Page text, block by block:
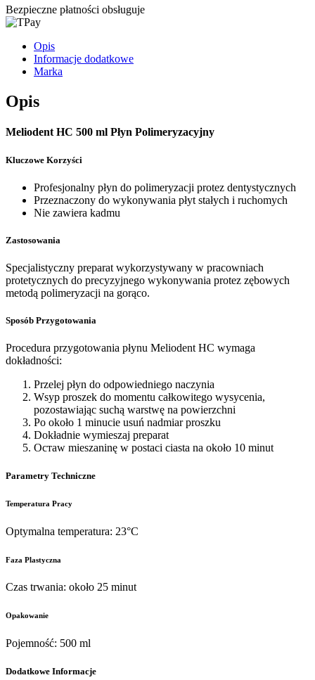
Bezpieczne płatności obsługuje
Opis
Informacje dodatkowe
Marka
Opis
Meliodent HC 500 ml Płyn Polimeryzacyjny
Kluczowe Korzyści
Profesjonalny płyn do polimeryzacji protez dentystycznych
Przeznaczony do wykonywania płyt stałych i ruchomych
Nie zawiera kadmu
Zastosowania
Specjalistyczny preparat wykorzystywany w pracowniach
protetycznych do precyzyjnego wykonywania protez zębowych
metodą polimeryzacji na gorąco.
Sposób Przygotowania
Procedura przygotowania płynu Meliodent HC wymaga
dokładności:
Przelej płyn do odpowiedniego naczynia
Wsyp proszek do momentu całkowitego wysycenia,
pozostawiając suchą warstwę na powierzchni
Po około 1 minucie usuń nadmiar proszku
Dokładnie wymieszaj preparat
Остaw mieszaninę w postaci ciasta na około 10 minut
Parametry Techniczne
Temperatura Pracy
Optymalna temperatura: 23°C
Faza Plastyczna
Czas trwania: około 25 minut
Opakowanie
Pojemność: 500 ml
Dodatkowe Informacje